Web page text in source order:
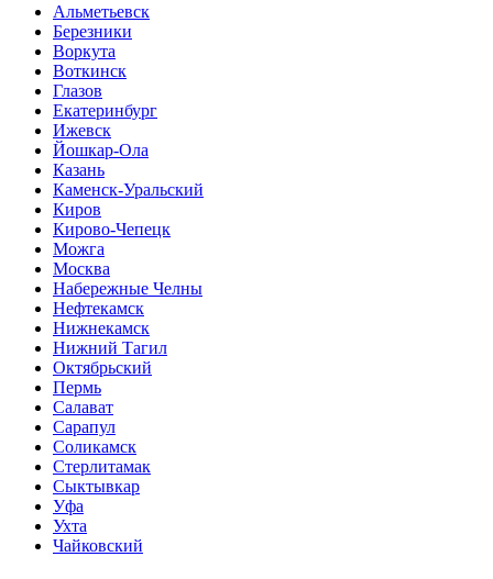
Альметьевск
Березники
Воркута
Воткинск
Глазов
Екатеринбург
Ижевск
Йошкар-Ола
Казань
Каменск-Уральский
Киров
Кирово-Чепецк
Можга
Москва
Набережные Челны
Нефтекамск
Нижнекамск
Нижний Тагил
Октябрьский
Пермь
Салават
Сарапул
Соликамск
Стерлитамак
Сыктывкар
Уфа
Ухта
Чайковский